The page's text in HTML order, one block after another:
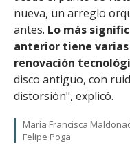
nueva, un arreglo
antes. Lo más
anterior tiene varias
renovación
disco antiguo, con
distorsión", explicó.
María Francisca
Felipe Poga